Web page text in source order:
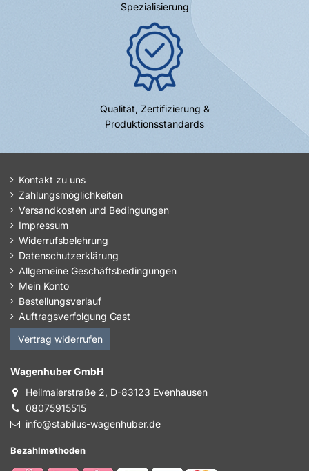
Spezialisierung
Qualität, Zertifizierung &
Produktionsstandards
Kontakt zu uns
Zahlungsmöglichkeiten
Versandkosten und Bedingungen
Impressum
Widerrufsbelehrung
Datenschutzerklärung
Allgemeine Geschäftsbedingungen
Mein Konto
Bestellungsverlauf
Auftragsverfolgung Gast
Vertrag widerrufen
Wagenhuber GmbH
Heilmaierstraße 2, D-83123 Evenhausen
08075915515
info@stabilus-wagenhuber.de
Bezahlmethoden